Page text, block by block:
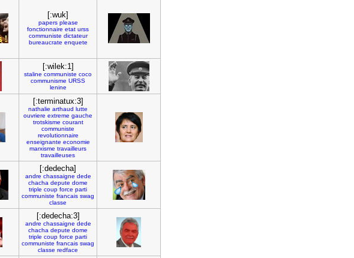
[:wuk]
papers please
fonctionnaire etat urss
communiste dictateur
bureaucrate enquete
[:wilek:1]
staline communiste coco
communisme URSS
lenine
[:terminatux:3]
nathalie arthaud lutte
ouvriere extreme gauche
trotskisme courant
communiste
revolutionnaire
enseignante economie
marxisme travailleurs
travailleuses
[:dedecha]
andre chassaigne dede
chacha depute dome
triple coup force parti
communiste francais swag
classe
[:dedecha:3]
andre chassaigne dede
chacha depute dome
triple coup force parti
communiste francais swag
classe redface